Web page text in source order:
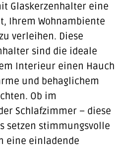
Glaskerzenhalter eine
Ihrem Wohnambiente
verleihen. Diese
sind die ideale
Interieur einen Hauch
und behaglichem
Ob im
Schlafzimmer – diese
setzen stimmungsvolle
eine einladende